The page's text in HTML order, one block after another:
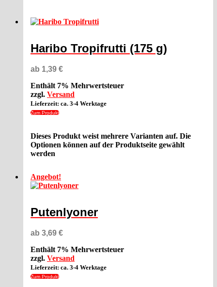
Haribo Tropifrutti (175 g)
ab 1,39 €
Enthält 7% Mehrwertsteuer
zzgl. Versand
Lieferzeit: ca. 3-4 Werktage
Zum Produkt
Dieses Produkt weist mehrere Varianten auf. Die
Optionen können auf der Produktseite gewählt
werden
Angebot!
Putenlyoner
ab 3,69 €
Enthält 7% Mehrwertsteuer
zzgl. Versand
Lieferzeit: ca. 3-4 Werktage
Zum Produkt